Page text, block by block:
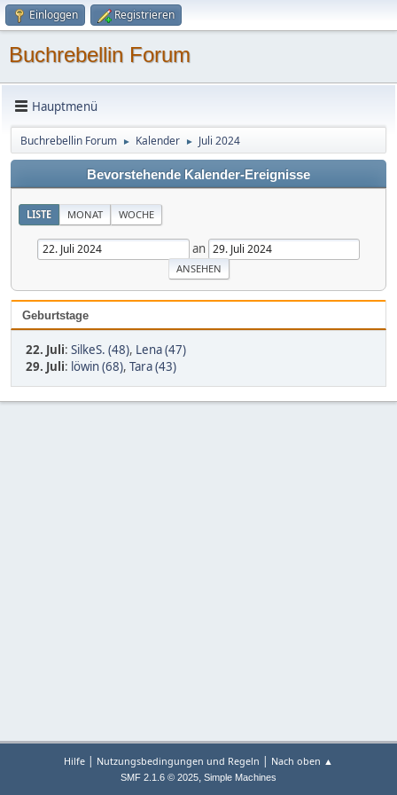
Einloggen Registrieren
Buchrebellin Forum
Hauptmenü
Buchrebellin Forum ► Kalender ► Juli 2024
Bevorstehende Kalender-Ereignisse
LISTE MONAT WOCHE
an
Geburtstage
22. Juli: SilkeS. (48), Lena (47)
29. Juli: löwin (68), Tara (43)
Hilfe | Nutzungsbedingungen und Regeln | Nach oben ▲
SMF 2.1.6 © 2025, Simple Machines